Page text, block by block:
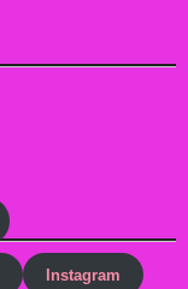
Instagram